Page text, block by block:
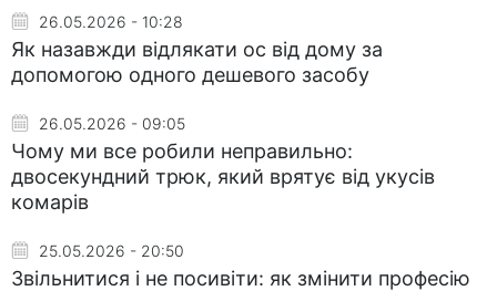
26.05.2026 - 10:28
Як назавжди відлякати ос від дому за
допомогою одного дешевого засобу
26.05.2026 - 09:05
Чому ми все робили неправильно:
двосекундний трюк, який врятує від укусів
комарів
25.05.2026 - 20:50
Звільнитися і не посивіти: як змінити професію